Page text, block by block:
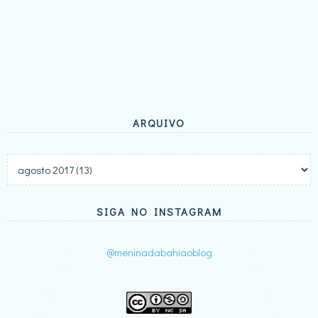
ARQUIVO
SIGA NO INSTAGRAM
@meninadabahiaoblog